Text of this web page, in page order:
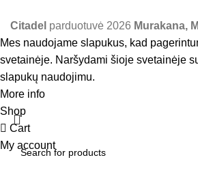
Citadel parduotuvė 2026 Murakana,
Mes naudojame slapukus, kad
svetainėje. Naršydami šioje svetainėje
slapukų naudojimu.
More info
Shop
Cart
My account